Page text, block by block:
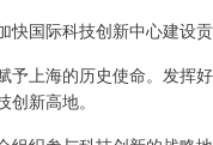
国际科技创新中心建设
上海的历史使命。发挥
新高地。